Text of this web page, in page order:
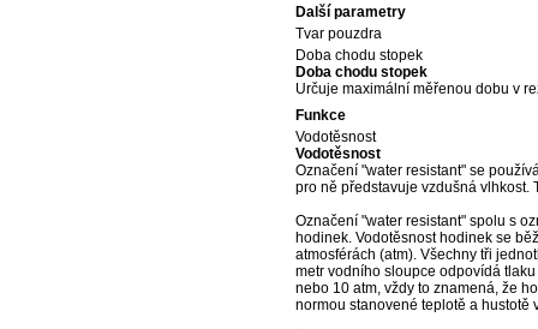
Další parametry
Tvar pouzdra
Doba chodu stopek
Doba chodu stopek
Určuje maximální měřenou dobu v
Funkce
Vodotěsnost
Vodotěsnost
Označení "water resistant" se
pro ně představuje vzdušná vlhkost.
Označení "water resistant" spolu s
hodinek. Vodotěsnost hodinek se
atmosférách (atm). Všechny tři
metr vodního sloupce odpovídá
nebo 10 atm, vždy to znamená, že
normou stanovené teplotě a hustotě